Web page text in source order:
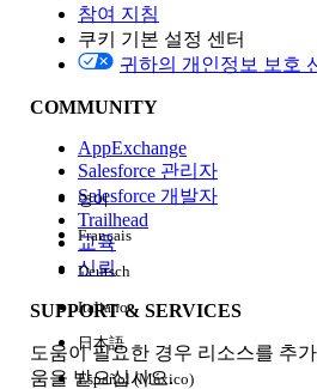
Edition
경험
참여 지침
쿠키 기본 설정 센터
귀하의 개인정보 보호
COMMUNITY
AppExchange
Salesforce 관리자
Salesforce 개발자
Trailhead
교육
신뢰
SUPPORT & SERVICES
도움이 필요한 경우 리소스를 추
움을 받으십시오.
영어
Français
Deutsch
Italiano
日本語
Español (México)